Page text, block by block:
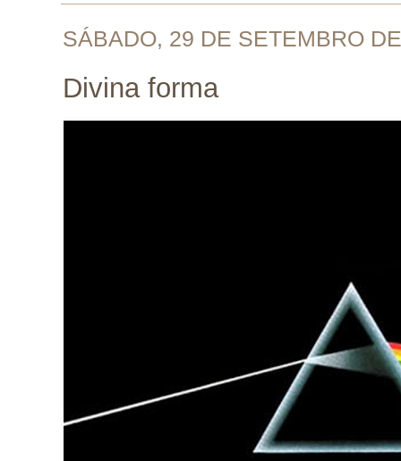
SÁBADO, 29 DE SETEMBRO
Divina forma